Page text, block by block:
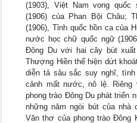
(1903), Việt Nam vong
(1906) của Phan Bội Châu;
(1906), Tỉnh quốc hồn ca của
nước học chữ quốc ngữ
Đông Du với hai cây bút
Thượng Hiền thể hiện dứt
diễn tả sâu sắc suy nghĩ,
cảnh mất nước, nô lệ. Riêng
phong trào Đông Du phát triển
những năm ngòi bút của
Văn thơ của phong trào Đông